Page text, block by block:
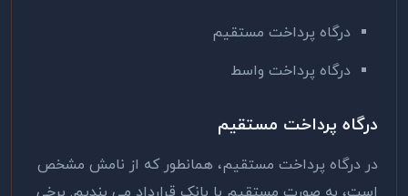
درگاه پرداخت مستقیم
درگاه پرداخت واسط
درگاه پرداخت مستقیم
در درگاه پرداخت مستقیم، همانطور که از نامش مشخص